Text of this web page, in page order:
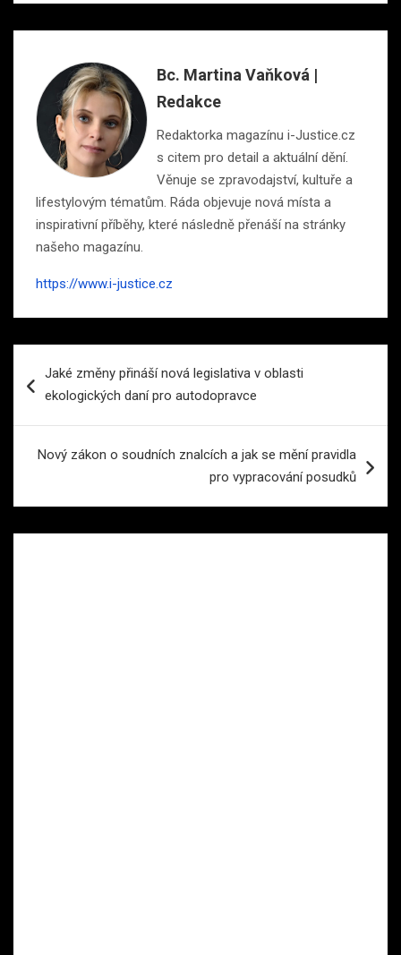
Bc. Martina Vaňková |
Redakce
Redaktorka magazínu i-Justice.cz
s citem pro detail a aktuální dění.
Věnuje se zpravodajství, kultuře a
lifestylovým tématům. Ráda objevuje nová místa a
inspirativní příběhy, které následně přenáší na stránky
našeho magazínu.
https://www.i-justice.cz
proJaké změny přináší nová legislativa v oblasti
ekologických daní pro autodopravce
Nový zákon o soudních znalcích a jak se mění pravidla
pro vypracování posudků